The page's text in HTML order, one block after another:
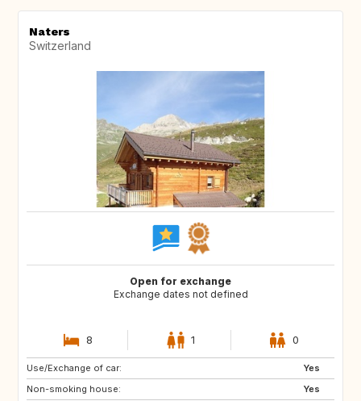
Naters
Switzerland
Open for exchange
Exchange dates not defined
8 1 0
Use/Exchange of car:
Yes
Non-smoking house:
Yes